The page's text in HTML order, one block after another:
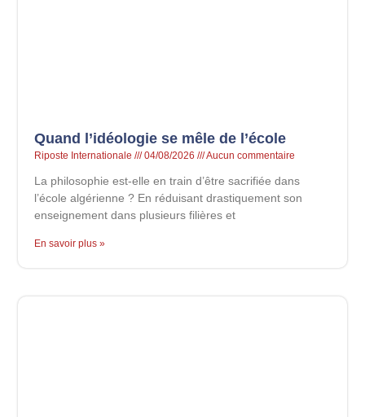
Quand l’idéologie se mêle de l’école
Riposte Internationale 04/08/2026 Aucun commentaire
La philosophie est-elle en train d’être sacrifiée dans
l’école algérienne ? En réduisant drastiquement son
enseignement dans plusieurs filières et
En savoir plus »